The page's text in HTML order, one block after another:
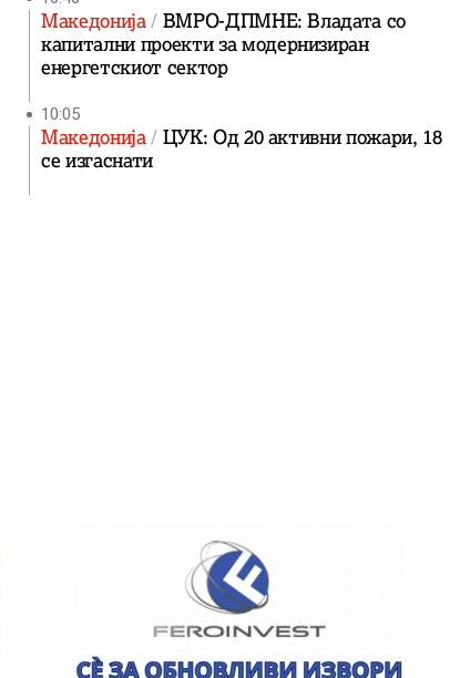
Македонија ВМРО-ДПМНЕ: Владата со
капитални проекти за модернизиран
енергетскиот сектор
10:05
Македонија ЦУК: Од 20 активни пожари, 18
се изгаснати